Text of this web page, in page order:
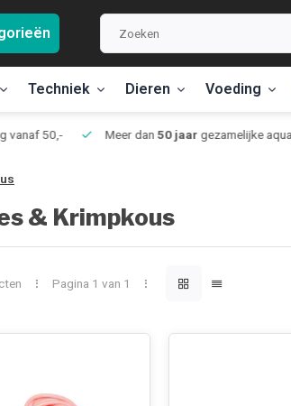
Techniek Dieren Voeding
50,- Meer dan50 jaargezamelijke
& Krimpkous
Pagina 1 van 1